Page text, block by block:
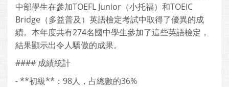
中部學生在參加TOEFL Junior（小托福）和TOEIC
Bridge（多益普及）英語檢定考試中取得了優異的成
績。本年度共有274名國中學生參加了這些英語檢定，
結果顯示出令人驕傲的成果。
#### 成績統計
- **初級**：98人，占總數的36%